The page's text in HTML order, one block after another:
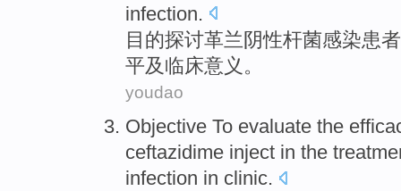
infection.
目的探讨革兰 阴性杆菌感染患者
平及 临床意义 。
youdao
Objective To evaluate the
ceftazidime inject in the
infection in clinic.